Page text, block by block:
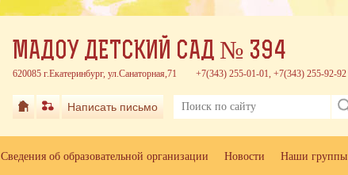
МАДОУ ДЕТСКИЙ САД № 394
620085 г.Екатеринбург, ул.Санаторная,71 +7(343) 255-01-01, +7(343) 255-92-92
Написать письмо
Сведения об образовательной организации Новости Наши группы